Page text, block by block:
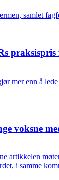
samlet
praksispris
mer enn å
voksne
artikkelen
i samme